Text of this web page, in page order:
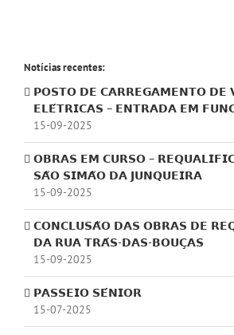
Notícias recentes:
𝗣𝗢𝗦𝗧𝗢 𝗗𝗘 𝗖𝗔𝗥𝗥𝗘𝗚𝗔𝗠𝗘𝗡𝗧𝗢 𝗗𝗘
𝗘𝗟𝗘́𝗧𝗥𝗜𝗖𝗔𝗦 – 𝗘𝗡𝗧𝗥𝗔𝗗𝗔 𝗘𝗠
15-09-2025
𝗢𝗕𝗥𝗔𝗦 𝗘𝗠 𝗖𝗨𝗥𝗦𝗢 –
𝗦𝗔̃𝗢 𝗦𝗜𝗠𝗔̃𝗢 𝗗𝗔 𝗝𝗨𝗡𝗤𝗨𝗘𝗜𝗥𝗔
15-09-2025
𝗖𝗢𝗡𝗖𝗟𝗨𝗦𝗔̃𝗢 𝗗𝗔𝗦 𝗢𝗕𝗥𝗔𝗦 𝗗𝗘
𝗗𝗔 𝗥𝗨𝗔 𝗧𝗥𝗔́𝗦-𝗗𝗔𝗦-𝗕𝗢𝗨𝗖̧𝗔𝗦
15-09-2025
𝗣𝗔𝗦𝗦𝗘𝗜𝗢 𝗦𝗘́𝗡𝗜𝗢𝗥
15-07-2025